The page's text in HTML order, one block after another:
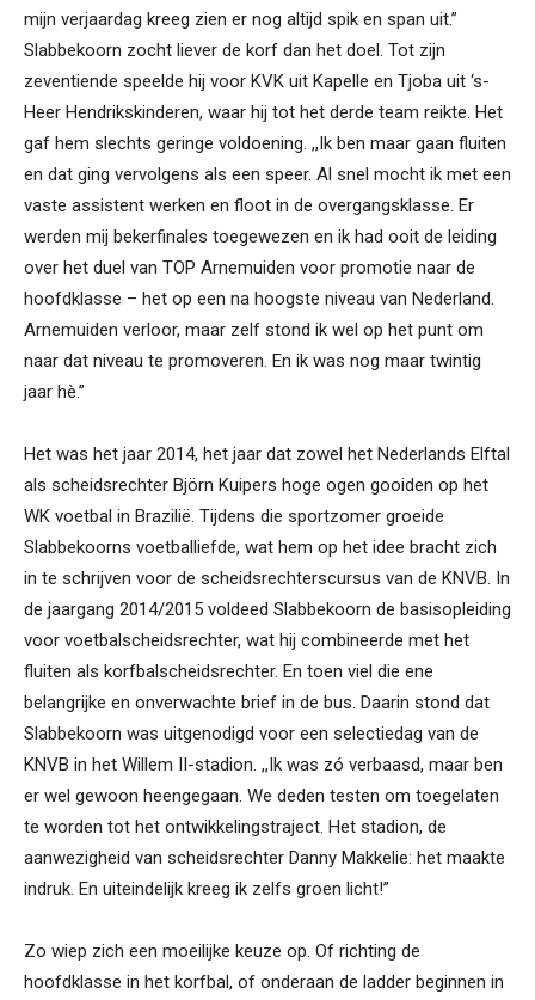
mijn verjaardag kreeg zien er nog altijd spik en span uit.”
Slabbekoorn zocht liever de korf dan het doel. Tot zijn
zeventiende speelde hij voor KVK uit Kapelle en Tjoba uit ‘s-
Heer Hendrikskinderen, waar hij tot het derde team reikte. Het
gaf hem slechts geringe voldoening. ,,Ik ben maar gaan fluiten
en dat ging vervolgens als een speer. Al snel mocht ik met een
vaste assistent werken en floot in de overgangsklasse. Er
werden mij bekerfinales toegewezen en ik had ooit de leiding
over het duel van TOP Arnemuiden voor promotie naar de
hoofdklasse – het op een na hoogste niveau van Nederland.
Arnemuiden verloor, maar zelf stond ik wel op het punt om
naar dat niveau te promoveren. En ik was nog maar twintig
jaar hè.”
Het was het jaar 2014, het jaar dat zowel het Nederlands Elftal
als scheidsrechter Björn Kuipers hoge ogen gooiden op het
WK voetbal in Brazilië. Tijdens die sportzomer groeide
Slabbekoorns voetballiefde, wat hem op het idee bracht zich
in te schrijven voor de scheidsrechterscursus van de KNVB. In
de jaargang 2014/2015 voldeed Slabbekoorn de basisopleiding
voor voetbalscheidsrechter, wat hij combineerde met het
fluiten als korfbalscheidsrechter. En toen viel die ene
belangrijke en onverwachte brief in de bus. Daarin stond dat
Slabbekoorn was uitgenodigd voor een selectiedag van de
KNVB in het Willem II-stadion. ,,Ik was zó verbaasd, maar ben
er wel gewoon heengegaan. We deden testen om toegelaten
te worden tot het ontwikkelingstraject. Het stadion, de
aanwezigheid van scheidsrechter Danny Makkelie: het maakte
indruk. En uiteindelijk kreeg ik zelfs groen licht!”
Zo wiep zich een moeilijke keuze op. Of richting de
hoofdklasse in het korfbal, of onderaan de ladder beginnen in